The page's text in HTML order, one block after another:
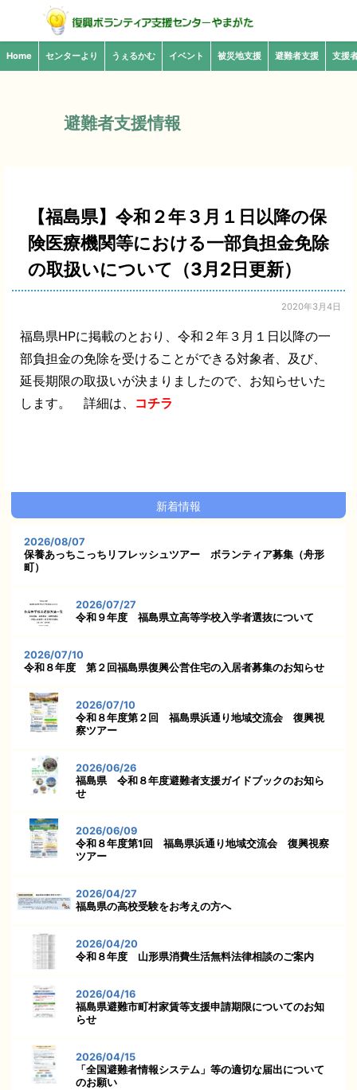
Home センターより うぇるかむ イベント 被災地支援 避難者支援 支援
避難者支援情報
【福島県】令和２年３月１日以降の保
険医療機関等における一部負担金免除
の取扱いについて（3月2日更新）
2020年3月4日
福島県HPに掲載のとおり、令和２年３月１日以降の一
部負担金の免除を受けることができる対象者、及び、
延長期限の取扱いが決まりましたので、お知らせいた
します。 詳細は、 コチラ
新着情報
2026/08/07
保養あっちこっちリフレッシュツアー ボランティア募集（舟形
町）
2026/07/27
令和９年度 福島県立高等学校入学者選抜について
2026/07/10
令和８年度 第２回福島県復興公営住宅の入居者募集のお知らせ
2026/07/10
令和８年度第２回 福島県浜通り地域交流会 復興視
察ツアー
2026/06/26
福島県 令和８年度避難者支援ガイドブックのお知ら
せ
2026/06/09
令和８年度第1回 福島県浜通り地域交流会 復興視察
ツアー
2026/04/27
福島県の高校受験をお考えの方へ
2026/04/20
令和８年度 山形県消費生活無料法律相談のご案内
2026/04/16
福島県避難市町村家賃等支援申請期限についてのお知
らせ
2026/04/15
「全国避難者情報システム」等の適切な届出について
のお願い